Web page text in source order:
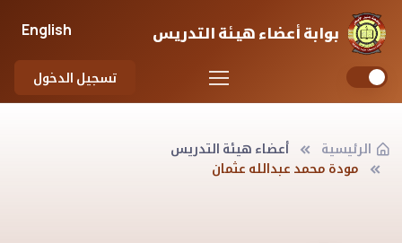
بوابة أعضاء هيئة التدريس English
تسجيل الدخول
الرئيسية
أعضاء هيئة التدريس
مودة محمد عبدالله عثمان